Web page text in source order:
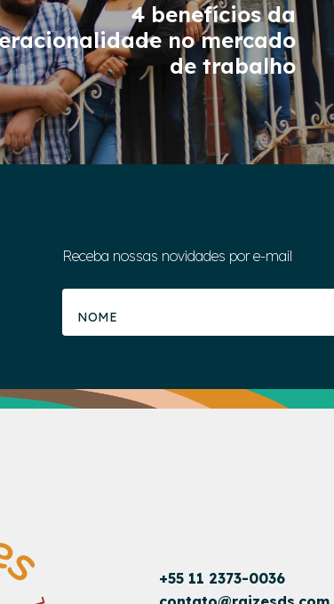
4 benefícios da
no mercado
de trabalho
Receba nossas novidades por e-mail
+55 11 2373-0036